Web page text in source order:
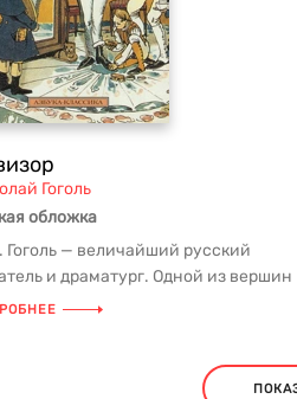
Гоголь
обложка
Гоголь — величайший русский
и драматург. Одной из вершин
самым извест...